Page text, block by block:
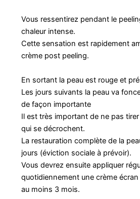
Vous ressentirez pendant le
chaleur intense.
Cette sensation est rapidement
crème post peeling.
En sortant la peau est rouge et
Les jours suivants la peau va
de façon importante
Il est très important de ne pas
qui se décrochent.
La restauration complète de la
jours (éviction sociale à prévoir).
Vous devrez ensuite appliquer
quotidiennement une crème
au moins 3 mois.